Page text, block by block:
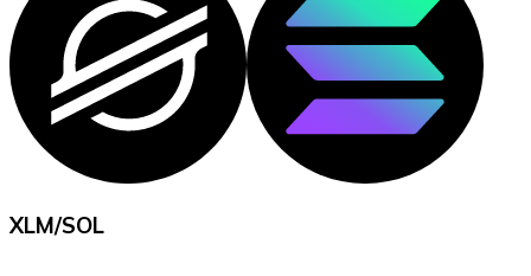
XRP
XRP
XLM/SOL